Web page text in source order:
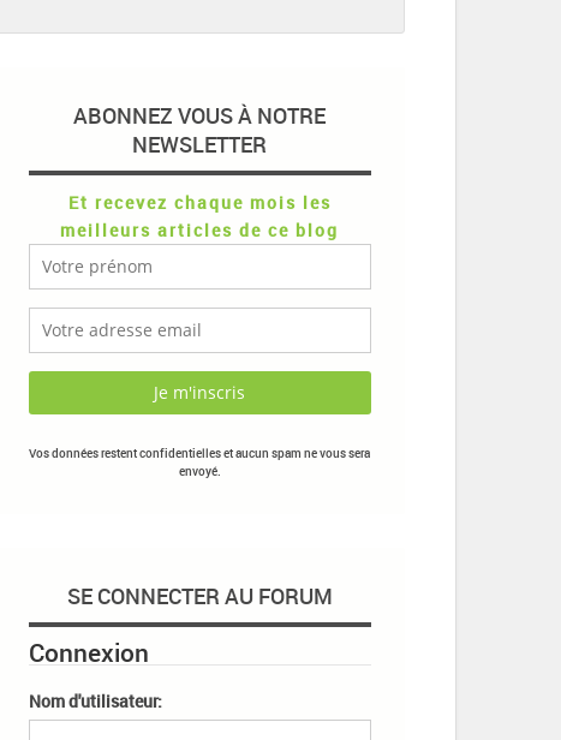
ABONNEZ VOUS À NOTRE
NEWSLETTER
Et recevez chaque mois les
meilleurs articles de ce blog
Vos données restent confidentielles et aucun spam ne vous sera
envoyé.
SE CONNECTER AU FORUM
Connexion
Nom d'utilisateur: